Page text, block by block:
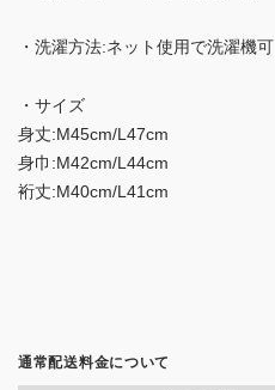
・洗濯方法:ネット使用で洗濯機可
・サイズ
身丈:M45cm/L47cm
身巾:M42cm/L44cm
裄丈:M40cm/L41cm
通常配送料金について